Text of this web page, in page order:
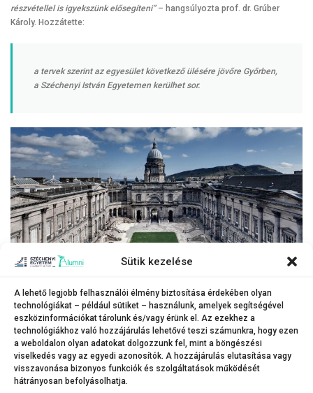
Sütik kezelése
A lehető legjobb felhasználói élmény biztosítása érdekében olyan
technológiákat – például sütiket – használunk, amelyek segítségével
eszközinformációkat tárolunk és/vagy érünk el. Az ezekhez a
technológiákhoz való hozzájárulás lehetővé teszi számunkra, hogy ezen
a weboldalon olyan adatokat dolgozzunk fel, mint a böngészési
viselkedés vagy az egyedi azonosítók. A hozzájárulás elutasítása vagy
visszavonása bizonyos funkciók és szolgáltatások működését
hátrányosan befolyásolhatja.
részvétellel is igyekszünk elősegíteni”– hangsúlyozta prof. dr. Grúber
Károly. Hozzátette:
a tervek szerint az egyesület következő ülésére jövőre Győrben,
a Széchenyi István Egyetemen kerülhet sor.
A Skót–Magyar Professzorok Egyesülete többek között az Edinburgh-i
Egyetem (felvételünkön) professzorainak részvételével alakult meg.